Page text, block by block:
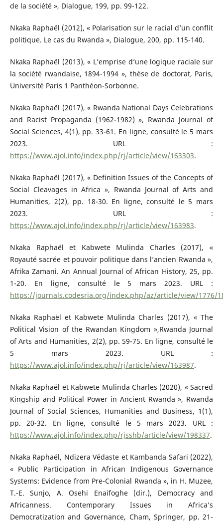
de la société », Dialogue, 199, pp. 99-122.
Nkaka Raphaël (2012), « Polarisation sur le racial d’un conflit
politique. Le cas du Rwanda », Dialogue, 200, pp. 115-140.
Nkaka Raphaël (2013), « L’emprise d’une logique raciale sur
la société rwandaise, 1894-1994 », thèse de doctorat, Paris,
Université Paris 1 Panthéon-Sorbonne.
Nkaka Raphaël (2017), « Rwanda National Days Celebrations
and Racist Propaganda (1962-1982) », Rwanda Journal of
Social Sciences, 4(1), pp. 33-61. En ligne, consulté le 5 mars
2023. URL :
https://www.ajol.info/index.php/rj/article/view/163303.
Nkaka Raphaël (2017), « Definition Issues of the Concepts of
Social Cleavages in Africa », Rwanda Journal of Arts and
Humanities, 2(2), pp. 18-30. En ligne, consulté le 5 mars
2023. URL :
https://www.ajol.info/index.php/rj/article/view/163983.
Nkaka Raphaël et Kabwete Mulinda Charles (2017), «
Royauté sacrée et pouvoir politique dans l’ancien Rwanda »,
Afrika Zamani. An Annual Journal of African History, 25, pp.
1-20. En ligne, consulté le 5 mars 2023. URL :
https://journals.codesria.org/index.php/az/article/view/1776/
Nkaka Raphaël et Kabwete Mulinda Charles (2017), « The
Political Vision of the Rwandan Kingdom »,Rwanda Journal
of Arts and Humanities, 2(2), pp. 59-75. En ligne, consulté le
5 mars 2023. URL :
https://www.ajol.info/index.php/rj/article/view/163987.
Nkaka Raphaël et Kabwete Mulinda Charles (2020), « Sacred
Kingship and Political Power in Ancient Rwanda », Rwanda
Journal of Social Sciences, Humanities and Business, 1(1),
pp. 20-32. En ligne, consulté le 5 mars 2023. URL :
https://www.ajol.info/index.php/rjsshb/article/view/198337.
Nkaka Raphaël, Ndizera Védaste et Kambanda Safari (2022),
« Public Participation in African Indigenous Governance
Systems: Evidence from Pre-Colonial Rwanda », in H. Muzee,
T.-E. Sunjo, A. Osehi Enaifoghe (dir.), Democracy and
Africanness. Contemporary Issues in Africa’s
Democratization and Governance, Cham, Springer, pp. 21-